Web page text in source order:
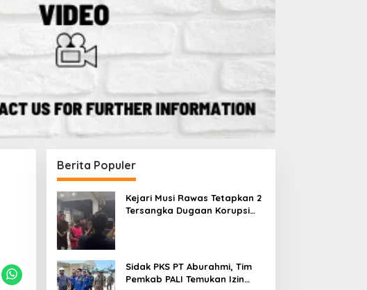
Berita Populer
Kejari Musi Rawas Tetapkan 2
Tersangka Dugaan Korupsi
Sidak PKS PT Aburahmi, Tim
Pemkab PALI Temukan Izin